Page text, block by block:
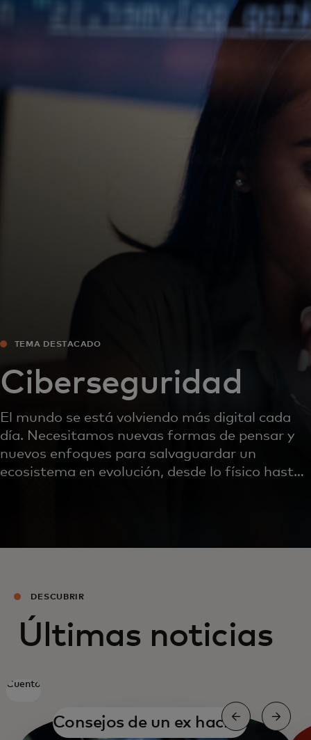
Noticias y tendencias
TEMA DESTACADO
Ciberseguridad
El mundo se está volviendo más digital cada
día. Necesitamos nuevas formas de pensar y
nuevos enfoques para salvaguardar un
ecosistema en evolución, desde lo físico hasta
DESCUBRIR
Últimas noticias
Cuento
Consejos de un ex hacker